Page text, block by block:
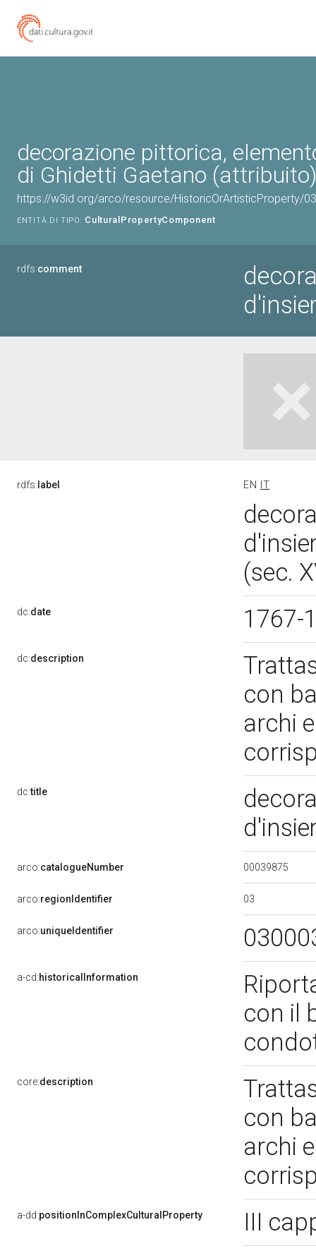
decorazione pittorica,
di Ghidetti Gaetano
https://w3id.org/arco/resource/HistoricOrArtisticProperty/
ENTITÀ DI TIPO: CulturalPropertyComponent
rdfs:comment
rdfs: label EN IT
(sec.
dc:date 1767-
dc:description
con
archi
dc:title
arco:catalogueNumber 00039875
arco:regionIdentifier 03
arco:uniqueIdentifier
a-cd:historicalInformation
con il
core:description
con
archi
a-dd:positionInComplexCulturalProperty III